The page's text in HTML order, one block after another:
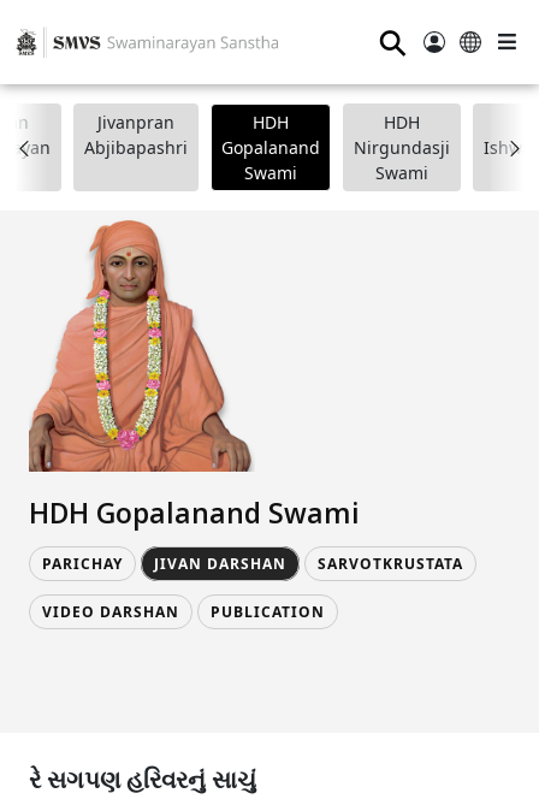
⚲
Jivanpran
Abjibapashri
HDH
Gopalanand
Swami
HDH
Nirgundasji
Swami
HDH Gopalanand Swami
PARICHAY JIVAN DARSHAN SARVOTKRUSTATA
VIDEO DARSHAN PUBLICATION
રે સગપણ હરિવરનું સાચું